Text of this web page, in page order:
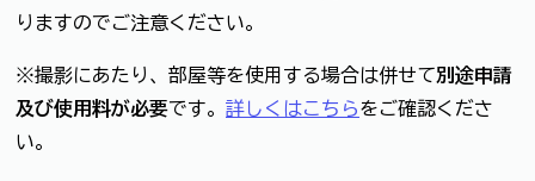
りますのでご注意ください。
※撮影にあたり、部屋等を使用する場合は併せて別途申請
及び使用料が必要です。 詳しくはこちらをご確認くださ
い。